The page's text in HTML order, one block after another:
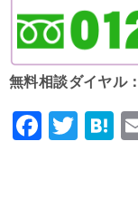
無料相談ダイヤル
F
T
H